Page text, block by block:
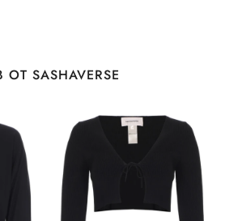
SASHAVERSE